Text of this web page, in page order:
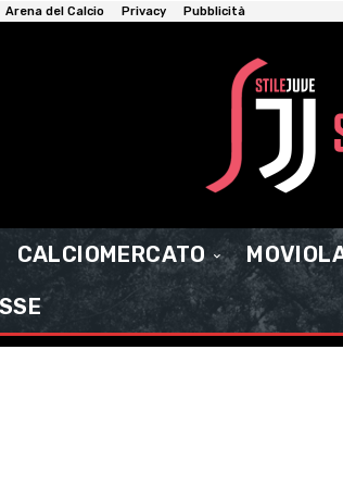
Arena del Calcio Privacy Pubblicità
CALCIOMERCATO